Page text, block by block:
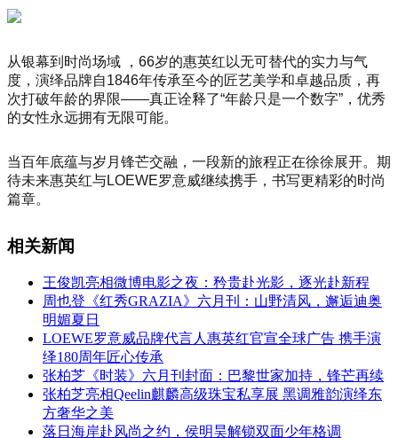
从银幕到时尚场域 ，66岁的惠英红以无可替代的实力与气
度，演绎品牌自1846年传承至今的匠艺美学和卓越品质，再
次打破年龄的界限——真正诠释了“年龄只是一个数字”，优秀
的女性永远拥有无限可能。
当百年底蕴与岁月锋芒交融，一段新的旅程正在徐徐展开。期
待未来惠英红与LOEWE罗意威继续携手，书写更精彩的时尚
篇章。
相关新闻
王俊凯亮相微博电影之夜：矜贵赴光影，逐光赴新程
周也登《红秀GRAZIA》六月刊：山野清风，邂逅迪奥
明媚夏日
LOEWE罗意威品牌代言人惠英红官宣全球广告 携手演
绎180周年匠心传承
张柏芝《时装》六月刊封面：巴黎世家加持，锋芒再续
张柏芝亮相Qeelin麒麟高级珠宝私享展 黑调雅韵演绎东
方奢华之美
落日海岸赴风尚之约，侯明昊解锁双面少年格调